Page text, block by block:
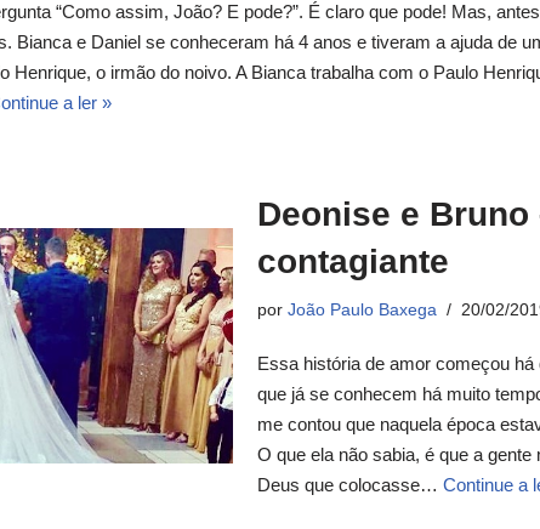
“Como assim, João? E pode?”. É claro que pode! Mas,
Bianca e Daniel se conheceram há 4 anos e tiveram a ajuda de
Henrique, o irmão do noivo. A Bianca trabalha com o Paulo
a ler »
Deonise e
contagiante
porJoão Paulo Baxega 20/02/
Essa história de amor começou
que já se conhecem há muito
me contou que naquela época
O que ela não sabia, é que a
Deus que colocasse…Continue a